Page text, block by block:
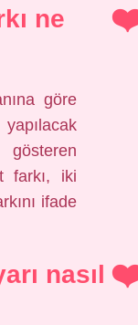
ne
göre
gösteren
farkı, iki
ifade
nasıl